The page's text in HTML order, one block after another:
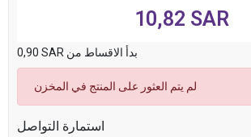
10,82 SAR
0,90 SAR بدأ الاقساط من
لم يتم العثور على المنتج في المخزن
استمارة التواصل